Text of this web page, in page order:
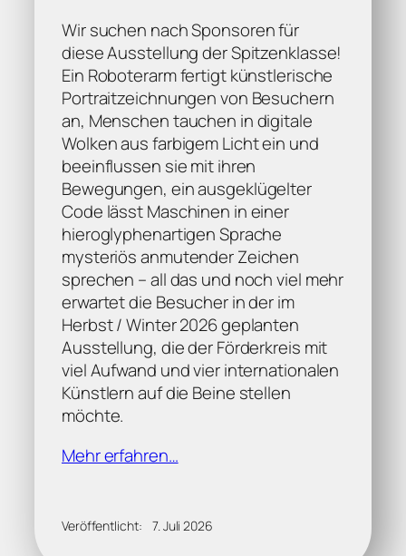
Wir suchen nach Sponsoren für
diese Ausstellung der Spitzenklasse!
Ein Roboterarm fertigt künstlerische
Portraitzeichnungen von Besuchern
an, Menschen tauchen in digitale
Wolken aus farbigem Licht ein und
beeinflussen sie mit ihren
Bewegungen, ein ausgeklügelter
Code lässt Maschinen in einer
hieroglyphenartigen Sprache
mysteriös anmutender Zeichen
sprechen – all das und noch viel mehr
erwartet die Besucher in der im
Herbst / Winter 2026 geplanten
Ausstellung, die der Förderkreis mit
viel Aufwand und vier internationalen
Künstlern auf die Beine stellen
möchte.
Mehr erfahren…
Veröffentlicht: 7. Juli 2026